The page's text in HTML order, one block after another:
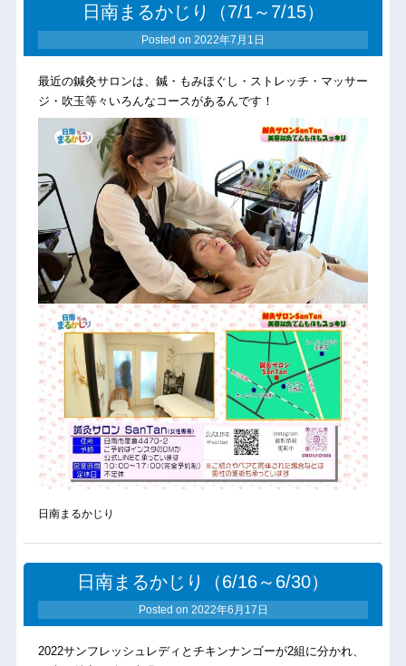
日南まるかじり（7/1～7/15）
Posted on 2022年7月1日
最近の鍼灸サロンは、鍼・もみほぐし・ストレッチ・マッサー
ジ・吹玉等々いろんなコースがあるんです！
日南まるかじり
日南まるかじり（6/16～6/30）
Posted on 2022年6月17日
2022サンフレッシュレディとチキンナンゴーが2組に分かれ、